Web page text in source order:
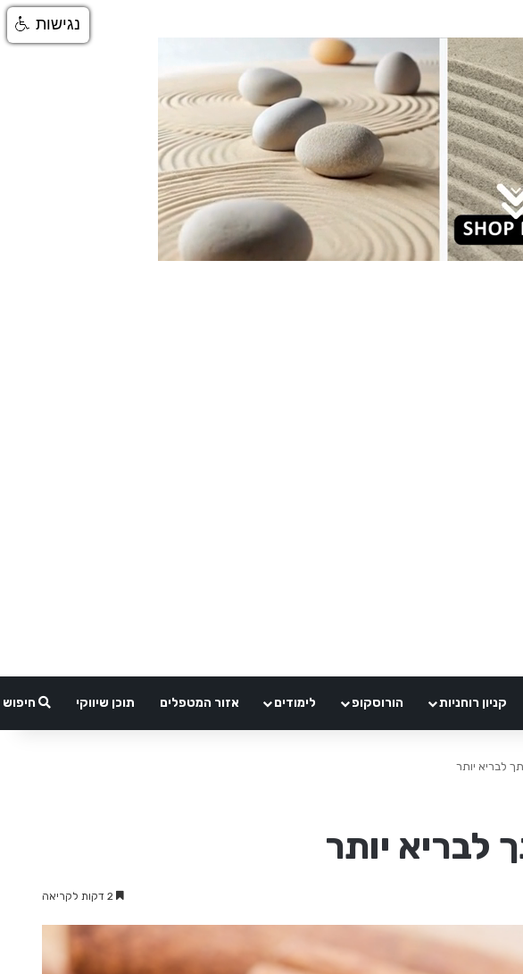
קניון רוחניות הורוסקופ לימודים אזור המטפלים תוכן שיווקי חיפוש
לבריא יותר
לבריא יותר
נגישות